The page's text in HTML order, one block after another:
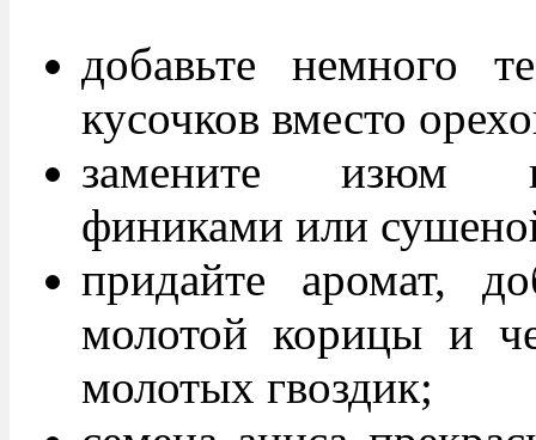
добавьте немного
кусочков вместо
замените изюм
финиками или
придайте аромат,
молотой корицы и
молотых гвоздик;